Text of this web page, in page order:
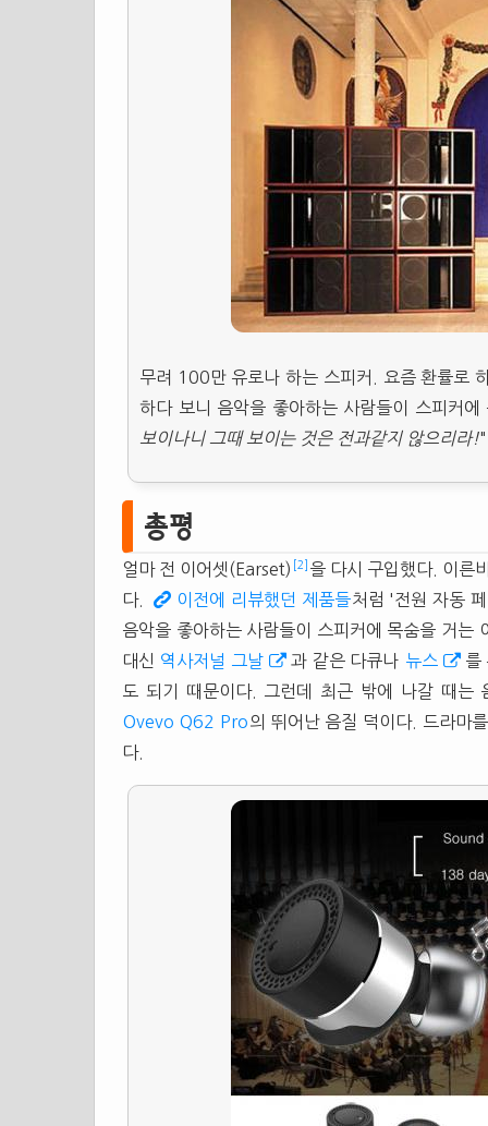
무려 100만 유로나 하는 스피커. 요즘 환률로
하다 보니 음악을 좋아하는 사람들이 스피커
보이나니 그때 보이는 것은 전과같지 않으리라!"
총평
얼마 전 이어셋(Earset) [2]
을 다시 구입했다. 이른
다.
이전에 리뷰했던 제품들처럼 '전원 자동
음악을 좋아하는 사람들이 스피커에 목숨을 거는
대신 역사저널 그날 과 같은 다큐나 뉴스
를
도 되기 때문이다. 그런데 최근 밖에 나갈 때는
Ovevo Q62 Pro의 뛰어난 음질 덕이다. 드라마
다.